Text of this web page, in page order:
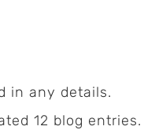
in any details.
12 blog entries.